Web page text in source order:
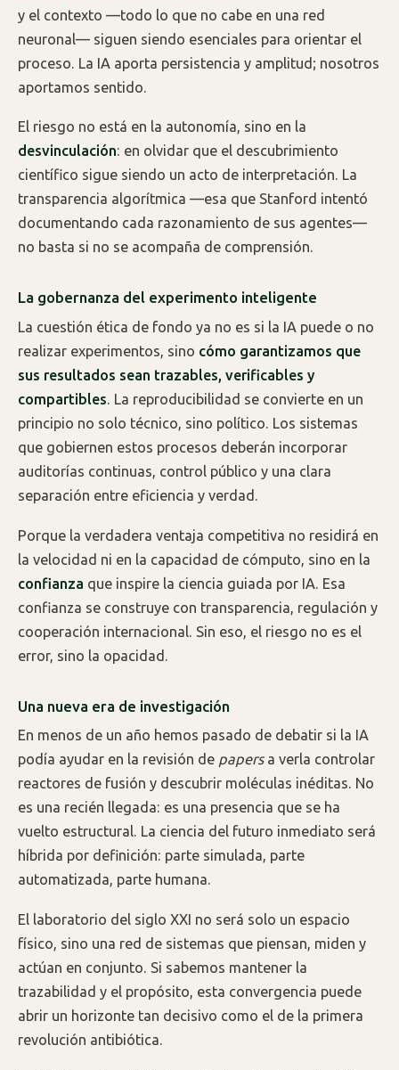
y el contexto —todo lo que no cabe en una red
neuronal— siguen siendo esenciales para orientar el
proceso. La IA aporta persistencia y amplitud; nosotros
aportamos sentido.
El riesgo no está en la autonomía, sino en la
desvinculación: en olvidar que el descubrimiento
científico sigue siendo un acto de interpretación. La
transparencia algorítmica —esa que Stanford intentó
documentando cada razonamiento de sus agentes—
no basta si no se acompaña de comprensión.
La gobernanza del experimento inteligente
La cuestión ética de fondo ya no es si la IA puede o no
realizar experimentos, sino cómo garantizamos que
sus resultados sean trazables, verificables y
compartibles. La reproducibilidad se convierte en un
principio no solo técnico, sino político. Los sistemas
que gobiernen estos procesos deberán incorporar
auditorías continuas, control público y una clara
separación entre eficiencia y verdad.
Porque la verdadera ventaja competitiva no residirá en
la velocidad ni en la capacidad de cómputo, sino en la
confianza que inspire la ciencia guiada por IA. Esa
confianza se construye con transparencia, regulación y
cooperación internacional. Sin eso, el riesgo no es el
error, sino la opacidad.
Una nueva era de investigación
En menos de un año hemos pasado de debatir si la IA
podía ayudar en la revisión de papersa verla controlar
reactores de fusión y descubrir moléculas inéditas. No
es una recién llegada: es una presencia que se ha
vuelto estructural. La ciencia del futuro inmediato será
híbrida por definición: parte simulada, parte
automatizada, parte humana.
El laboratorio del siglo XXI no será solo un espacio
físico, sino una red de sistemas que piensan, miden y
actúan en conjunto. Si sabemos mantener la
trazabilidad y el propósito, esta convergencia puede
abrir un horizonte tan decisivo como el de la primera
revolución antibiótica.